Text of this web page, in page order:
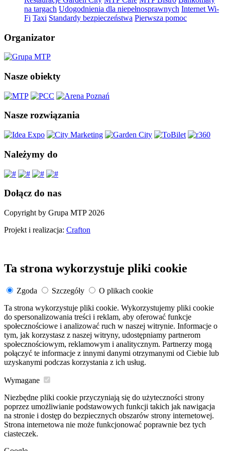
na targach Udogodnienia dla niepełnosprawnych Internet Wi-
Fi Taxi Standardy bezpieczeństwa Pierwsza pomoc
Organizator
Nasze obiekty
Nasze rozwiązania
Należymy do
Dołącz do nas
Copyright by Grupa MTP 2026
Projekt i realizacja: Crafton
Ta strona wykorzystuje pliki cookie
Zgoda Szczegóły
O plikach cookie
Ta strona wykorzystuje pliki cookie. Wykorzystujemy pliki cookie
do spersonalizowania treści i reklam, aby oferować funkcje
społecznościowe i analizować ruch w naszej witrynie. Informacje o
tym, jak korzystasz z naszej witryny, udostępniamy partnerom
społecznościowym, reklamowym i analitycznym. Partnerzy mogą
połączyć te informacje z innymi danymi otrzymanymi od Ciebie lub
uzyskanymi podczas korzystania z ich usług.
Wymagane
Niezbędne pliki cookie przyczyniają się do użyteczności strony
poprzez umożliwianie podstawowych funkcji takich jak nawigacja
na stronie i dostęp do bezpiecznych obszarów strony internetowej.
Strona internetowa nie może funkcjonować poprawnie bez tych
ciasteczek.